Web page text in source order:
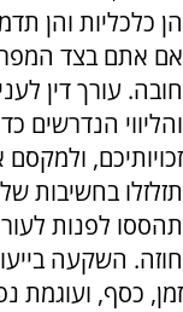
הן כלכליות והן
אם אתם בצד
חובה. עורך דין
והליווי הנדרשים
זכויותיכם,
תזלזלו בחשיבות
תהססו לפנות
חוזה. השקעה
זמן, כסף, ועוגמת